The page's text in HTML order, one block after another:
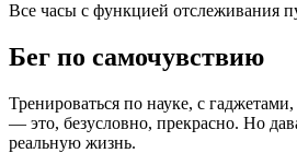
Все часы с функцией отслеживания
Бег по самочувствию
Тренироваться по науке, с
— это, безусловно, прекрасно. Но
реальную жизнь.